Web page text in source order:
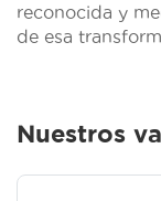
reconocida y
de esa
Nuestros